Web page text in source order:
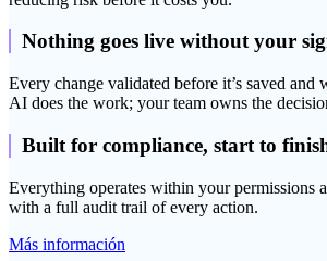
Nothing goes live without your
Every change validated before it’s saved and
AI does the work; your team owns the
Built for compliance, start to
Everything operates within your permissions
with a full audit trail of every action.
Más información